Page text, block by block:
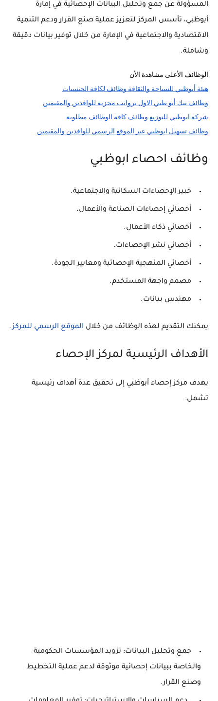
المسؤولة عن جمع وتحليل البيانات الإحصائية في إمارة
أبوظبي، تأسس المركز لتعزيز عملية صنع القرار ودعم التنمية
الاقتصادية والاجتماعية في الإمارة من خلال توفير بيانات دقيقة
وشاملة.
الوظائف الأعلى مشاهدة الأن
هيئة أبوظبي للسياحة والثقافة وظائف لكافة الجنسيات
وظائف بنك أبو ظبي الاول برواتب مجزية للوافدين والمقيمين
شركة ابوظبي للتوزيع وظائف كافة الوظائف مطلوبة
وظائف تسهيل ابوظبي عبر الموقع الرسمي للوافدين والمقيمين
وظائف احصاء ابوظبي
خبير الإحصاءات السكانية والاجتماعية.
أخصائي إحصاءات الصناعة والأعمال.
أخصائي ذكاء الأعمال.
أخصائي نشر الإحصاءات.
أخصائي المنهجية الإحصائية ومعايير الجودة.
مصمم واجهة المستخدم.
مهندس بيانات.
يمكنك التقديم لهذه الوظائف من خلال الموقع الرسمي للمركز.
الأهداف الرئيسية لمركز الإحصاء
يهدف مركز إحصاء أبوظبي إلى تحقيق عدة أهداف رئيسية
تشمل:
جمع وتحليل البيانات: تزويد المؤسسات الحكومية
والخاصة ببيانات إحصائية موثوقة لدعم عملية التخطيط
وصنع القرار.